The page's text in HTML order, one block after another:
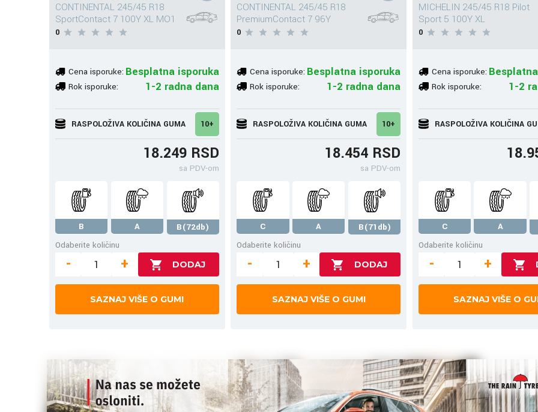
CONTINENTAL 245/45 R18
SportContact 7 100Y XL MO1
0
Cena isporuke: Besplatna isporuka
Rok isporuke: 1-2 radna dana
RASPOLOŽIVA KOLIČINA GUMA 10+
18.249 RSD
sa PDV-om
B A
B(72db)
Odaberite količinu
- +
SAZNAJ VIŠE O GUMI
CONTINENTAL 245/45 R18
PremiumContact 7 96Y
0
Cena isporuke: Besplatna isporuka
Rok isporuke: 1-2 radna dana
RASPOLOŽIVA KOLIČINA GUMA 10+
18.454 RSD
sa PDV-om
C A
B(71db)
Odaberite količinu
- +
SAZNAJ VIŠE O GUMI
MICHELIN 245/45 R18 Pilot
Sport 5 100Y XL
0
Cena isporuke:
Rok isporuke: 1-2
RASPOLOŽIVA KOLIČINA
C
A
Odaberite količinu
- +
SAZNAJ VIŠE O